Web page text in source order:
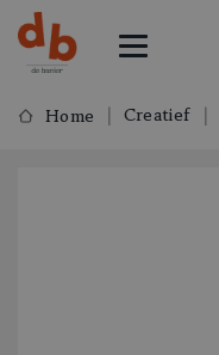
Home Creatief